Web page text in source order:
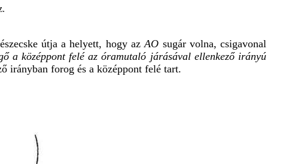
útja a helyett, hogy azAO sugár volna, csigavonal
a középpont felé az óramutaló járásával ellenkező irányú
irányban forog és a középpont felé tart.